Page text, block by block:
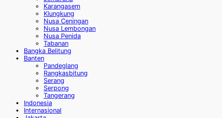
Karangasem
Klungkung
Nusa Ceningan
Nusa Lembongan
Nusa Penida
Tabanan
Bangka Belitung
Banten
Pandeglang
Rangkasbitung
Serang
Serpong
Tangerang
Indonesia
Internasional